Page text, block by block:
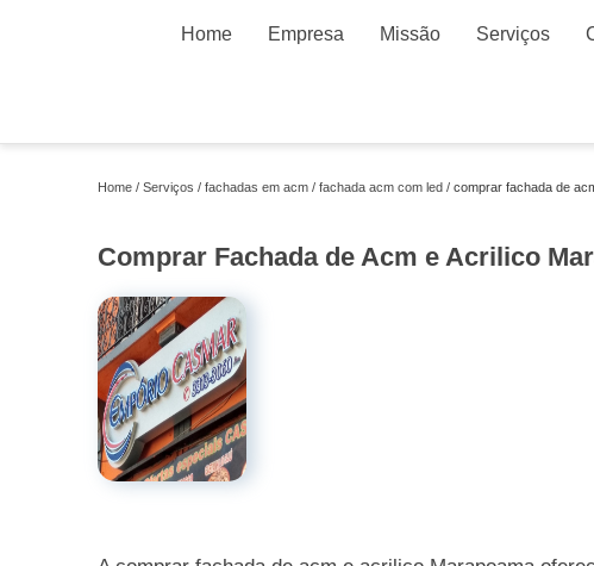
Home Empresa Missão Serviços
Home Serviços fachadas em acm fachada acm com led comprar fachada de
Comprar Fachada de Acm e Acrilico